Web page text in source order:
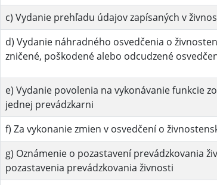
c) Vydanie prehľadu údajov zapísaných v
d) Vydanie náhradného osvedčenia o
zničené, poškodené alebo odcudzené
e) Vydanie povolenia na vykonávanie funkcie
jednej prevádzkarni
f) Za vykonanie zmien v osvedčení o
g) Oznámenie o pozastavení prevádzkovania
pozastavenia prevádzkovania živnosti